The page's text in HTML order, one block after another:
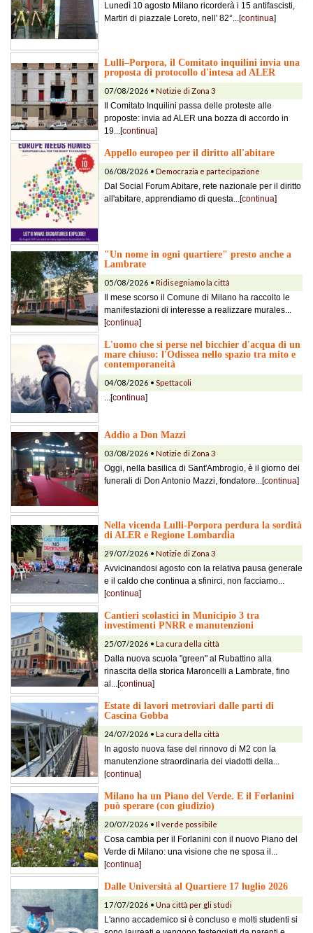
Lunedì 10 agosto Milano ricorderà i 15 antifascisti,
Martiri di piazzale Loreto, nell' 82°...[continua]
Lulli–Porpora, il Comitato inquilini invia una
proposta di protocollo d'intesa ad ALER
07/08/2026 • Notizie di Zona 3
Il Comitato Inquilini passa delle proteste alle
proposte: invia ad ALER una bozza di accordo in
19...[continua]
Appello europeo per il diritto all'abitare
06/08/2026 • Democrazia e partecipazione
Dal Social Forum Abitare, rete nazionale per il diritto
all'abitare, apprendiamo di questa...[continua]
"Un nome in ogni quartiere" presto anche a
Lambrate
05/08/2026 • Ridisegniamo la città
Il mese scorso il Comune di Milano ha raccolto le
manifestazioni di interesse a realizzare murales...
[continua]
L'uomo che si perse nel bicchier d'acqua di un
mare chiuso: l'Odissea nello spazio tra mito e
contemporaneità
04/08/2026 • Spettacoli
...[continua]
Addio a Don Mazzi
03/08/2026 • Notizie di Zona 3
Oggi, nella basilica di Sant'Ambrogio, è il giorno dei
funerali di Don Antonio Mazzi, fondatore...[continua]
Nella vicenda Lulli-Porpora perdura la sordità
di ALER e Regione Lombardia
29/07/2026 • Notizie di Zona 3
Avvicinandosi agosto con la relativa pausa generale
e il caldo che continua a sfinirci, non facciamo...
[continua]
Cantieri scolastici in Municipio 3 tra
investimenti PNRR e manutenzioni
25/07/2026 • La cura della città
Dalla nuova scuola "green" al Rubattino alla
rinascita della storica Maroncelli a Lambrate, fino
al...[continua]
Estate di lavori metroviari dalle parti di
Cascina Gobba
24/07/2026 • La cura della città
In agosto nuova fase del rinnovo di M2 con la
manutenzione straordinaria dei viadotti della...
[continua]
Milano ha un Piano del Verde. E il Forlanini
può sperare (con giudizio)
20/07/2026 • Il verde possibile
Cosa cambia per il Forlanini con il nuovo Piano del
Verde di Milano: una visione che ne sposa il...
[continua]
Dalle Università al Quartiere 17 luglio 2026
17/07/2026 • Una città per gli studi
L'anno accademico si è concluso e molti studenti si